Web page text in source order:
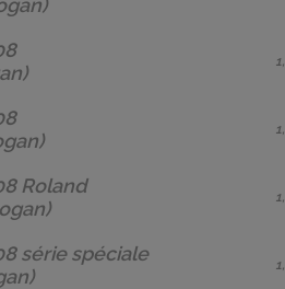
Roland
série spéciale